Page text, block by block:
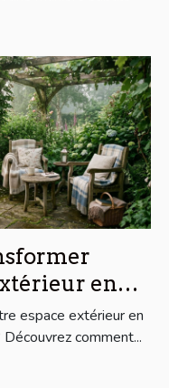
en
?
espace extérieur en
comment...